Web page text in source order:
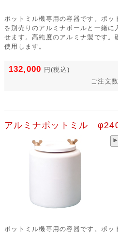
ポットミル機専用の容器です。ポ
を別売りのアルミナボールと一緒に
せます。高純度のアルミナ製です。
使用します。
132,000 円(税込)
ご注文
アルミナポットミル
ポットミル機専用の容器です。ポ